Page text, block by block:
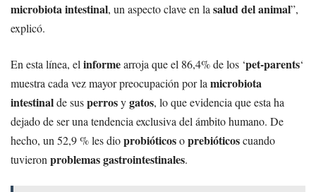
microbiota intestinal, un aspecto clave en la salud del animal”,
explicó.
En esta línea, el informearroja que el 86,4% de los ‘pet-parents‘
muestra cada vez mayor preocupación por la microbiota
intestinalde susperrosygatos, lo que evidencia que esta ha
dejado de ser una tendencia exclusiva del ámbito humano. De
hecho, un 52,9 % les dioprobióticosoprebióticoscuando
tuvieron problemas gastrointestinales.